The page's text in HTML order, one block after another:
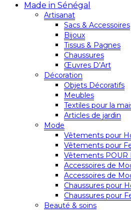
Made in Sénégal
Artisanat
Sacs & Accessoires
Bijoux
Tissus & Pagnes
Chaussures
Œuvres D’Art
Décoration
Objets Décoratifs
Meubles
Textiles pour la
Articles de jardin
Mode
Vêtements pour
Vêtements pour
Vêtements POUR
Accessoires de
Accessoires de
Chaussures pour
Chaussures pour
Beauté & soins